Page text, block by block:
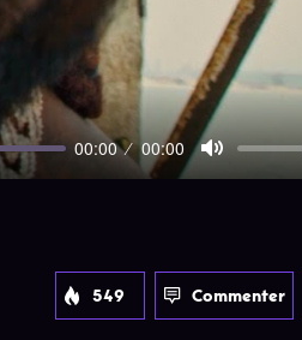
00:00 00:00
Mute
549 Commenter